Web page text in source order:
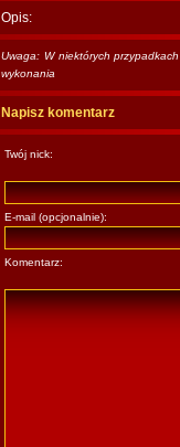
Opis:
Uwaga: W niektórych
wykonania
Napisz komentarz
Twój nick:
E-mail (opcjonalnie):
Komentarz: